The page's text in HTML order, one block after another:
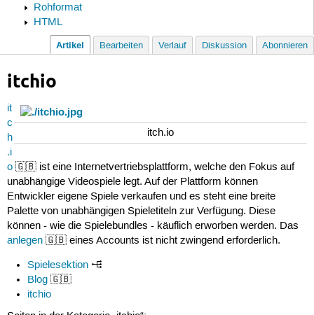
Rohformat
HTML
Artikel Bearbeiten Verlauf Diskussion Abonnieren
itchio
itch.io
it
c
h
.i
o🇬🇧 ist eine Internetvertriebsplattform, welche den Fokus auf
unabhängige Videospiele legt. Auf der Plattform können
Entwickler eigene Spiele verkaufen und es steht eine breite
Palette von unabhängigen Spieletiteln zur Verfügung. Diese
können - wie die Spielebundles - käuflich erworben werden. Das
anlegen🇬🇧 eines Accounts ist nicht zwingend erforderlich.
Spielesektion
Blog 🇬🇧
itchio